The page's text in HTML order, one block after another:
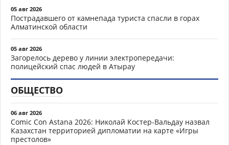
05 авг 2026
Пострадавшего от камнепада туриста спасли в горах
Алматинской области
05 авг 2026
Загорелось дерево у линии электропередачи:
полицейский спас людей в Атырау
ОБЩЕСТВО
06 авг 2026
Comic Con Astana 2026: Николай Костер-Вальдау назвал
Казахстан территорией дипломатии на карте «Игры
престолов»